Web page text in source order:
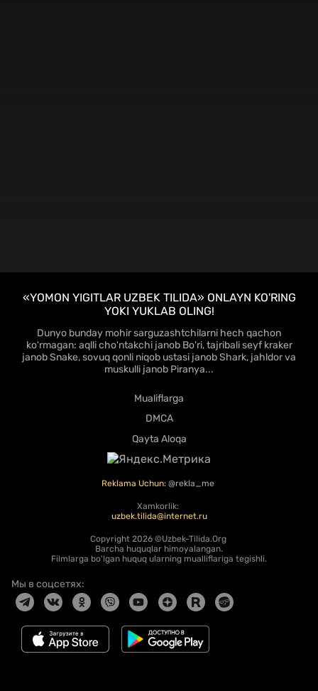
«YOMON YIGITLAR UZBEK TILIDA» ONLAYN KO'RING
YOKI YUKLAB OLING!
Dunyo bunday mohir sarguzashtchilarni hech qachon
ko'rmagan: aqlli cho'ntakchi janob Bo'ri, tajribali seyf kraker
janob Snake, sovuq qonli niqob ustasi janob Shark, jahldor va
muskulli janob Piranya...
Mualiflarga
DMCA
Qayta Aloqa
Reklama Uchun: @rekla_me
Xamkorlik:
uzbek.tilida@internet.ru
Copyright 2026 ©Uzbek-Tilida.Org
Barcha huquqlar himoyalangan.
Filmlarga bo'lgan huquq ularning mualliflariga tegishli.
Мы в соцсетях: